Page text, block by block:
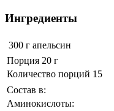
Ингредиенты
300 г апельсин
Порция 20 г
Количество порций 15
Состав в:
Аминокислоты: